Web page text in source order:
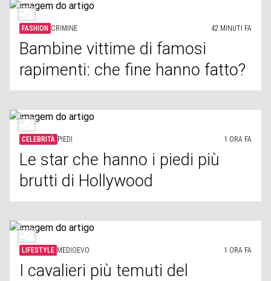
FASHION CRIMINE 42 MINUTI FA
Bambine vittime di famosi
rapimenti: che fine hanno fatto?
CELEBRITÀ PIEDI 1 ORA FA
Le star che hanno i piedi più
brutti di Hollywood
LIFESTYLE MEDIOEVO 1 ORA FA
I cavalieri più temuti del